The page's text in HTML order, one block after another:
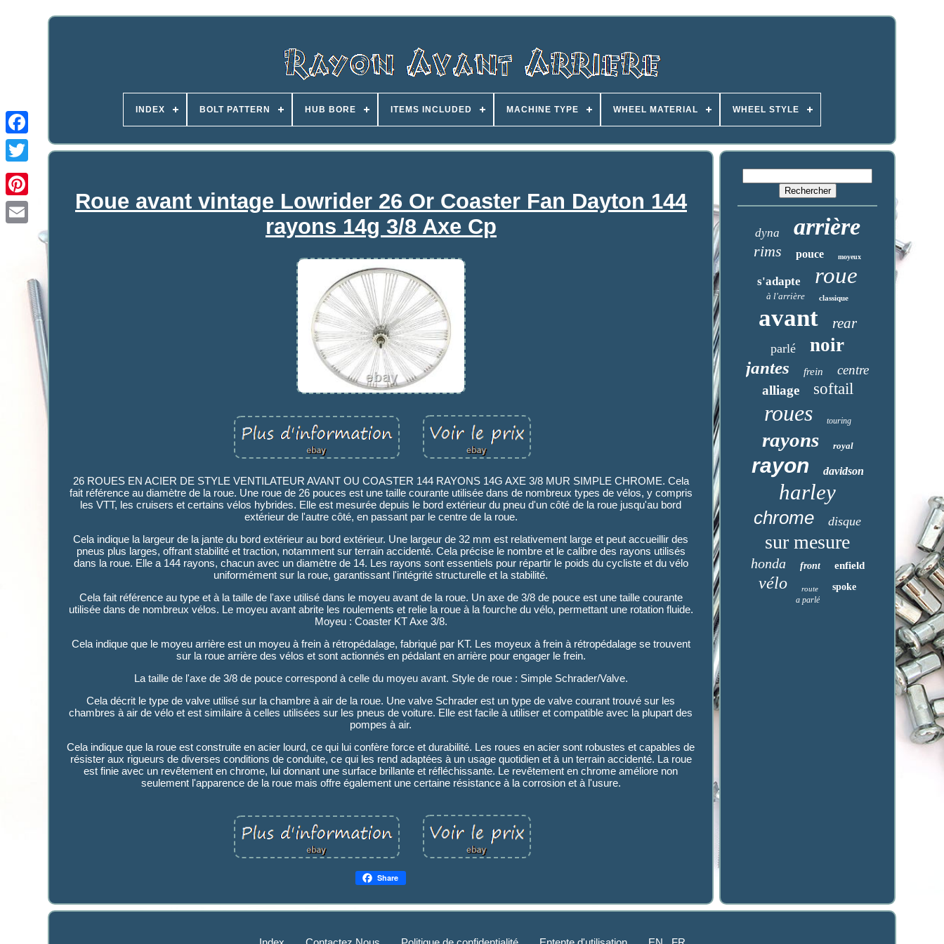
INDEX BOLT PATTERN HUB BORE ITEMS INCLUDED MACHINE TYPE WHEEL MATERIAL WHEEL STYLE
Roue avant vintage Lowrider 26 Or Coaster Fan Dayton 144
rayons 14g 3/8 Axe Cp
26 ROUES EN ACIER DE STYLE VENTILATEUR AVANT OU COASTER 144 RAYONS 14G AXE 3/8 MUR SIMPLE CHROME. Cela
fait référence au diamètre de la roue. Une roue de 26 pouces est une taille courante utilisée dans de nombreux types de vélos, y compris
les VTT, les cruisers et certains vélos hybrides. Elle est mesurée depuis le bord extérieur du pneu d'un côté de la roue jusqu'au bord
extérieur de l'autre côté, en passant par le centre de la roue.
Cela indique la largeur de la jante du bord extérieur au bord extérieur. Une largeur de 32 mm est relativement large et peut accueillir des
pneus plus larges, offrant stabilité et traction, notamment sur terrain accidenté. Cela précise le nombre et le calibre des rayons utilisés
dans la roue. Elle a 144 rayons, chacun avec un diamètre de 14. Les rayons sont essentiels pour répartir le poids du cycliste et du vélo
uniformément sur la roue, garantissant l'intégrité structurelle et la stabilité.
Cela fait référence au type et à la taille de l'axe utilisé dans le moyeu avant de la roue. Un axe de 3/8 de pouce est une taille courante
utilisée dans de nombreux vélos. Le moyeu avant abrite les roulements et relie la roue à la fourche du vélo, permettant une rotation fluide.
Moyeu : Coaster KT Axe 3/8.
Cela indique que le moyeu arrière est un moyeu à frein à rétropédalage, fabriqué par KT. Les moyeux à frein à rétropédalage se trouvent
sur la roue arrière des vélos et sont actionnés en pédalant en arrière pour engager le frein.
La taille de l'axe de 3/8 de pouce correspond à celle du moyeu avant. Style de roue : Simple Schrader/Valve.
Cela décrit le type de valve utilisé sur la chambre à air de la roue. Une valve Schrader est un type de valve courant trouvé sur les
chambres à air de vélo et est similaire à celles utilisées sur les pneus de voiture. Elle est facile à utiliser et compatible avec la plupart des
pompes à air.
Cela indique que la roue est construite en acier lourd, ce qui lui confère force et durabilité. Les roues en acier sont robustes et capables de
résister aux rigueurs de diverses conditions de conduite, ce qui les rend adaptées à un usage quotidien et à un terrain accidenté. La roue
est finie avec un revêtement en chrome, lui donnant une surface brillante et réfléchissante. Le revêtement en chrome améliore non
seulement l'apparence de la roue mais offre également une certaine résistance à la corrosion et à l'usure.
Share
dyna arrière
rims pouce moyeux
s'adapte roue
à l'arrière classique
avant rear
parlé noir
jantes frein
centre
alliage
softail
roues touring
rayons royal
rayon davidson
harley
chrome disque
sur mesure
honda front enfield
vélo route spoke
a parlé